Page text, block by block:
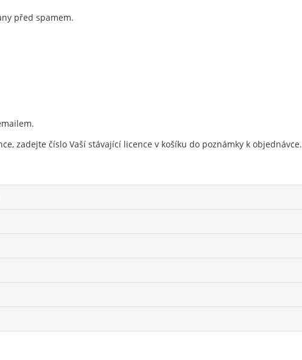
před spamem.
zadejte číslo Vaší stávající licence v košíku do poznámky k objednávce.